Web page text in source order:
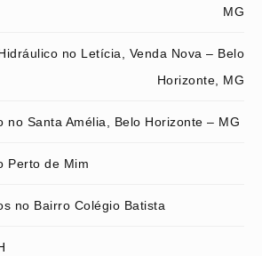
MG
no Letícia, Venda Nova – Belo
Horizonte, MG
no Santa Amélia, Belo Horizonte – MG
Perto de Mim
no Bairro Colégio Batista